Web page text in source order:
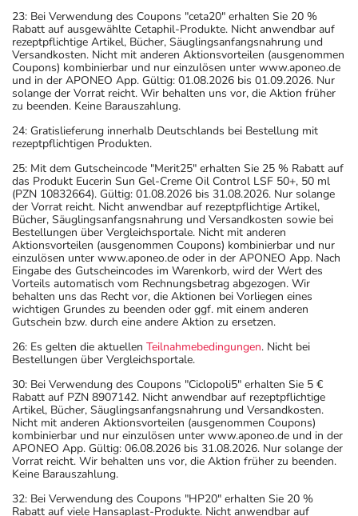
23: Bei Verwendung des Coupons "ceta20" erhalten Sie 20 %
Rabatt auf ausgewählte Cetaphil-Produkte. Nicht anwendbar auf
rezeptpflichtige Artikel, Bücher, Säuglingsanfangsnahrung und
Versandkosten. Nicht mit anderen Aktionsvorteilen (ausgenommen
Coupons) kombinierbar und nur einzulösen unter www.aponeo.de
und in der APONEO App. Gültig: 01.08.2026 bis 01.09.2026. Nur
solange der Vorrat reicht. Wir behalten uns vor, die Aktion früher
zu beenden. Keine Barauszahlung.
24: Gratislieferung innerhalb Deutschlands bei Bestellung mit
rezeptpflichtigen Produkten.
25: Mit dem Gutscheincode "Merit25" erhalten Sie 25 % Rabatt auf
das Produkt Eucerin Sun Gel-Creme Oil Control LSF 50+, 50 ml
(PZN 10832664). Gültig: 01.08.2026 bis 31.08.2026. Nur solange
der Vorrat reicht. Nicht anwendbar auf rezeptpflichtige Artikel,
Bücher, Säuglingsanfangsnahrung und Versandkosten sowie bei
Bestellungen über Vergleichsportale. Nicht mit anderen
Aktionsvorteilen (ausgenommen Coupons) kombinierbar und nur
einzulösen unter www.aponeo.de oder in der APONEO App. Nach
Eingabe des Gutscheincodes im Warenkorb, wird der Wert des
Vorteils automatisch vom Rechnungsbetrag abgezogen. Wir
behalten uns das Recht vor, die Aktionen bei Vorliegen eines
wichtigen Grundes zu beenden oder ggf. mit einem anderen
Gutschein bzw. durch eine andere Aktion zu ersetzen.
26: Es gelten die aktuellen Teilnahmebedingungen. Nicht bei
Bestellungen über Vergleichsportale.
30: Bei Verwendung des Coupons "Ciclopoli5" erhalten Sie 5 €
Rabatt auf PZN 8907142. Nicht anwendbar auf rezeptpflichtige
Artikel, Bücher, Säuglingsanfangsnahrung und Versandkosten.
Nicht mit anderen Aktionsvorteilen (ausgenommen Coupons)
kombinierbar und nur einzulösen unter www.aponeo.de und in der
APONEO App. Gültig: 06.08.2026 bis 31.08.2026. Nur solange der
Vorrat reicht. Wir behalten uns vor, die Aktion früher zu beenden.
Keine Barauszahlung.
32: Bei Verwendung des Coupons "HP20" erhalten Sie 20 %
Rabatt auf viele Hansaplast-Produkte. Nicht anwendbar auf